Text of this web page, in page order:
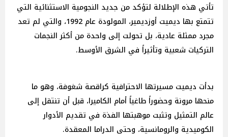
تأتي هذه الإطلالة لتؤكد من جديد النجومية الاستثنائية التي
تتمتع بها ديميت أوزديمير، المولودة عام 1992، والتي لم تعد
مجرد ممثلة عادية، بل تحولت إلى واحدة من أكثر النجمات
التركيات شعبية وتأثيراً في الشرق الأوسط.
بدأت ديميت مسيرتها الاحترافية كراقصة شغوفة، وهو ما
منحها مرونة وحضوراً طاغياً أمام الكاميرا، قبل أن تنتقل إلى
عالم التمثيل وتثبت موهبتها الفذة في تقديم الأدوار
الكوميدية والرومانسية، وحتى الدراما المعقدة.